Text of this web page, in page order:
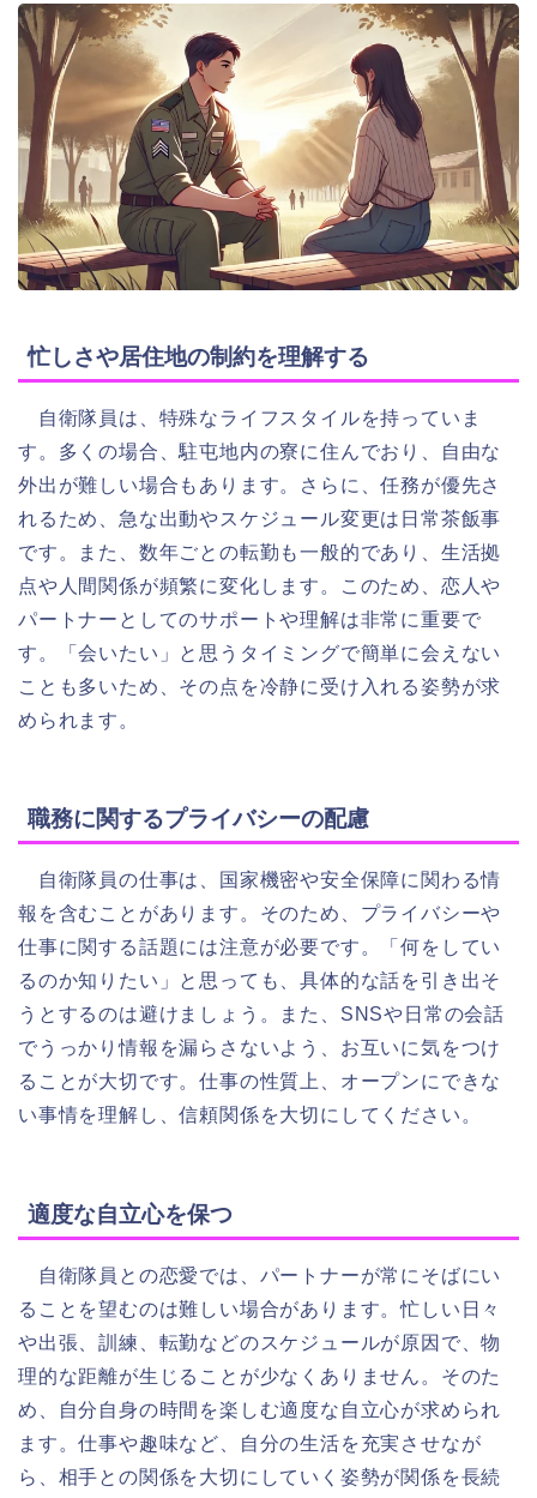
忙しさや居住地の制約を理解する
自衛隊員は、特殊なライフスタイルを持っていま
す。多くの場合、駐屯地内の寮に住んでおり、自由な
外出が難しい場合もあります。さらに、任務が優先さ
れるため、急な出動やスケジュール変更は日常茶飯事
です。また、数年ごとの転勤も一般的であり、生活拠
点や人間関係が頻繁に変化します。このため、恋人や
パートナーとしてのサポートや理解は非常に重要で
す。「会いたい」と思うタイミングで簡単に会えない
ことも多いため、その点を冷静に受け入れる姿勢が求
められます。
職務に関するプライバシーの配慮
自衛隊員の仕事は、国家機密や安全保障に関わる情
報を含むことがあります。そのため、プライバシーや
仕事に関する話題には注意が必要です。「何をしてい
るのか知りたい」と思っても、具体的な話を引き出そ
うとするのは避けましょう。また、SNSや日常の会話
でうっかり情報を漏らさないよう、お互いに気をつけ
ることが大切です。仕事の性質上、オープンにできな
い事情を理解し、信頼関係を大切にしてください。
適度な自立心を保つ
自衛隊員との恋愛では、パートナーが常にそばにい
ることを望むのは難しい場合があります。忙しい日々
や出張、訓練、転勤などのスケジュールが原因で、物
理的な距離が生じることが少なくありません。そのた
め、自分自身の時間を楽しむ適度な自立心が求められ
ます。仕事や趣味など、自分の生活を充実させなが
ら、相手との関係を大切にしていく姿勢が関係を長続